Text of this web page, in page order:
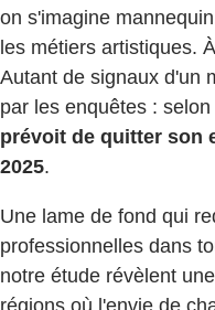
on s'imagine
les métiers artistiques.
Autant de signaux d'un
par les enquêtes : selon
prévoit de quitter son
2025.
Une lame de fond qui
professionnelles dans
notre étude révèlent